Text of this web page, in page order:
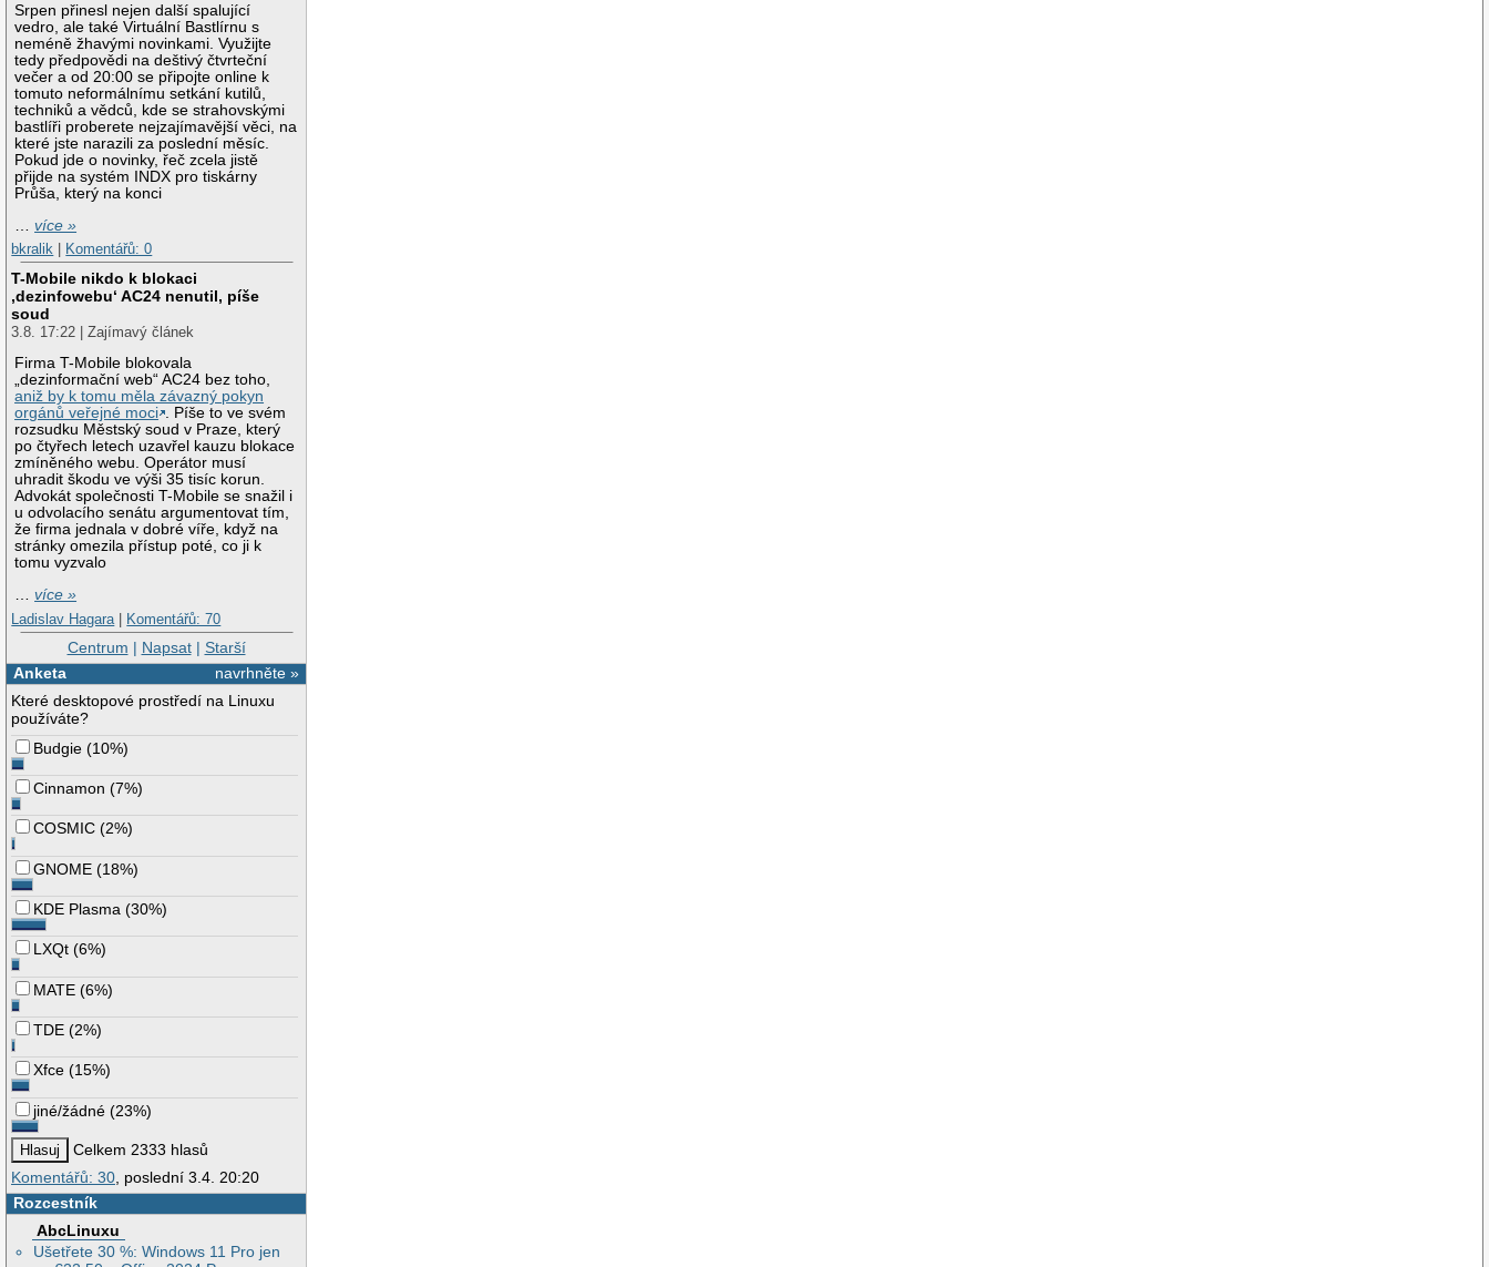
Srpen přinesl nejen další spalující
vedro, ale také Virtuální Bastlírnu s
neméně žhavými novinkami. Využijte
tedy předpovědi na deštivý čtvrteční
večer a od 20:00 se připojte online k
tomuto neformálnímu setkání kutilů,
techniků a vědců, kde se strahovskými
bastlíři proberete nejzajímavější věci, na
které jste narazili za poslední měsíc.
Pokud jde o novinky, řeč zcela jistě
přijde na systém INDX pro tiskárny
Průša, který na konci
…více »
bkralik
Komentářů: 0
T-Mobile nikdo k blokaci
‚dezinfowebu‘ AC24 nenutil, píše
soud
3.8. 17:22 | Zajímavý článek
Firma T-Mobile blokovala
„dezinformační web“ AC24 bez toho,
aniž by k tomu měla závazný pokyn
orgánů veřejné moci . Píše to ve svém
rozsudku Městský soud v Praze, který
po čtyřech letech uzavřel kauzu blokace
zmíněného webu. Operátor musí
uhradit škodu ve výši 35 tisíc korun.
Advokát společnosti T-Mobile se snažil i
u odvolacího senátu argumentovat tím,
že firma jednala v dobré víře, když na
stránky omezila přístup poté, co ji k
tomu vyzvalo
…více »
Ladislav Hagara | Komentářů: 70
Centrum | Napsat| Starší
navrhněte »
Anketa
Které desktopové prostředí na Linuxu
používáte?
Budgie (10%)
Cinnamon (7%)
COSMIC (2%)
GNOME (18%)
KDE Plasma (30%)
LXQt (6%)
MATE (6%)
TDE (2%)
Xfce (15%)
jiné/žádné (23%)
Celkem 2333 hlasů
Komentářů: 30, poslední 3.4. 20:20
Rozcestník
AbcLinuxu
Ušetřete 30 %: Windows 11 Pro jen